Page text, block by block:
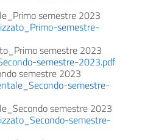
semestre 2023
semestre-
semestre 2023
semestre-2023.pdf
semestre 2023
semestre-
semestre 2023
semestre-